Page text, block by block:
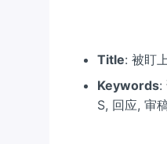
Title: 被盯
Keywords:
S, 回应, 审